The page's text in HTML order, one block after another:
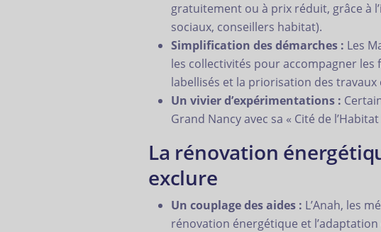
gratuitement ou à prix réduit, grâce à
sociaux, conseillers habitat).
Simplification des démarches : Les
les collectivités pour accompagner les
labellisés et la priorisation des travaux
Un vivier d’expérimentations :
Grand Nancy avec sa « Cité de
La rénovation
exclure
Un couplage des aides : L’Anah, les
rénovation énergétique et